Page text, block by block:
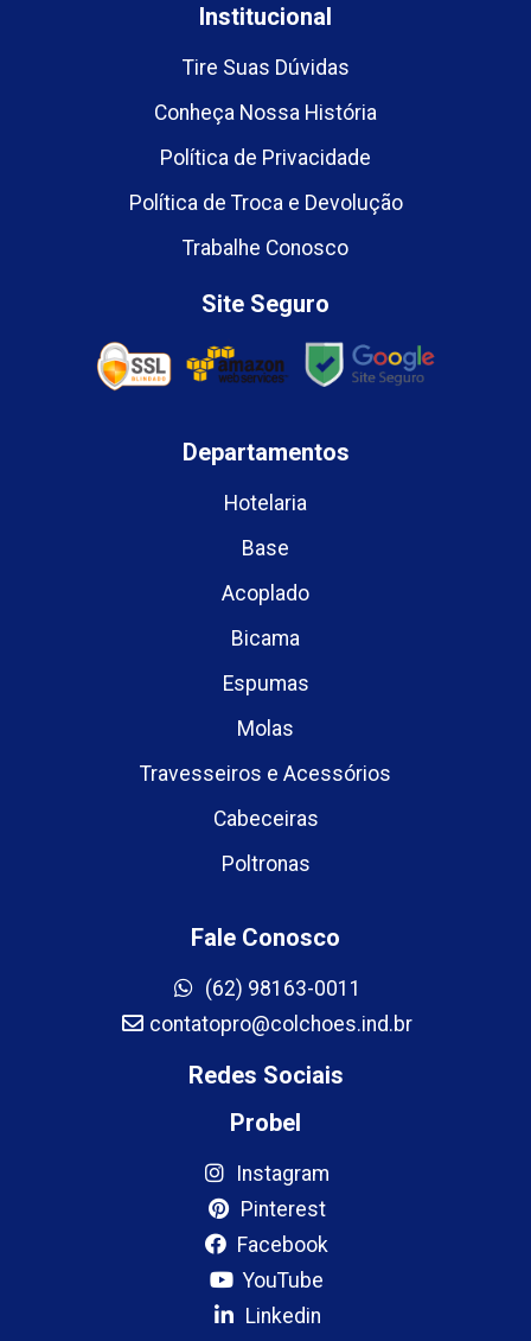
Institucional
Tire Suas Dúvidas
Conheça Nossa História
Política de Privacidade
Política de Troca e Devolução
Trabalhe Conosco
Site Seguro
Departamentos
Hotelaria
Base
Acoplado
Bicama
Espumas
Molas
Travesseiros e Acessórios
Cabeceiras
Poltronas
Fale Conosco
(62) 98163-0011
contatopro@colchoes.ind.br
Redes Sociais
Probel
Instagram
Pinterest
Facebook
YouTube
Linkedin